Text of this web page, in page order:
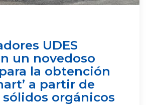
UDES
un novedoso
la obtención
a partir de
orgánicos